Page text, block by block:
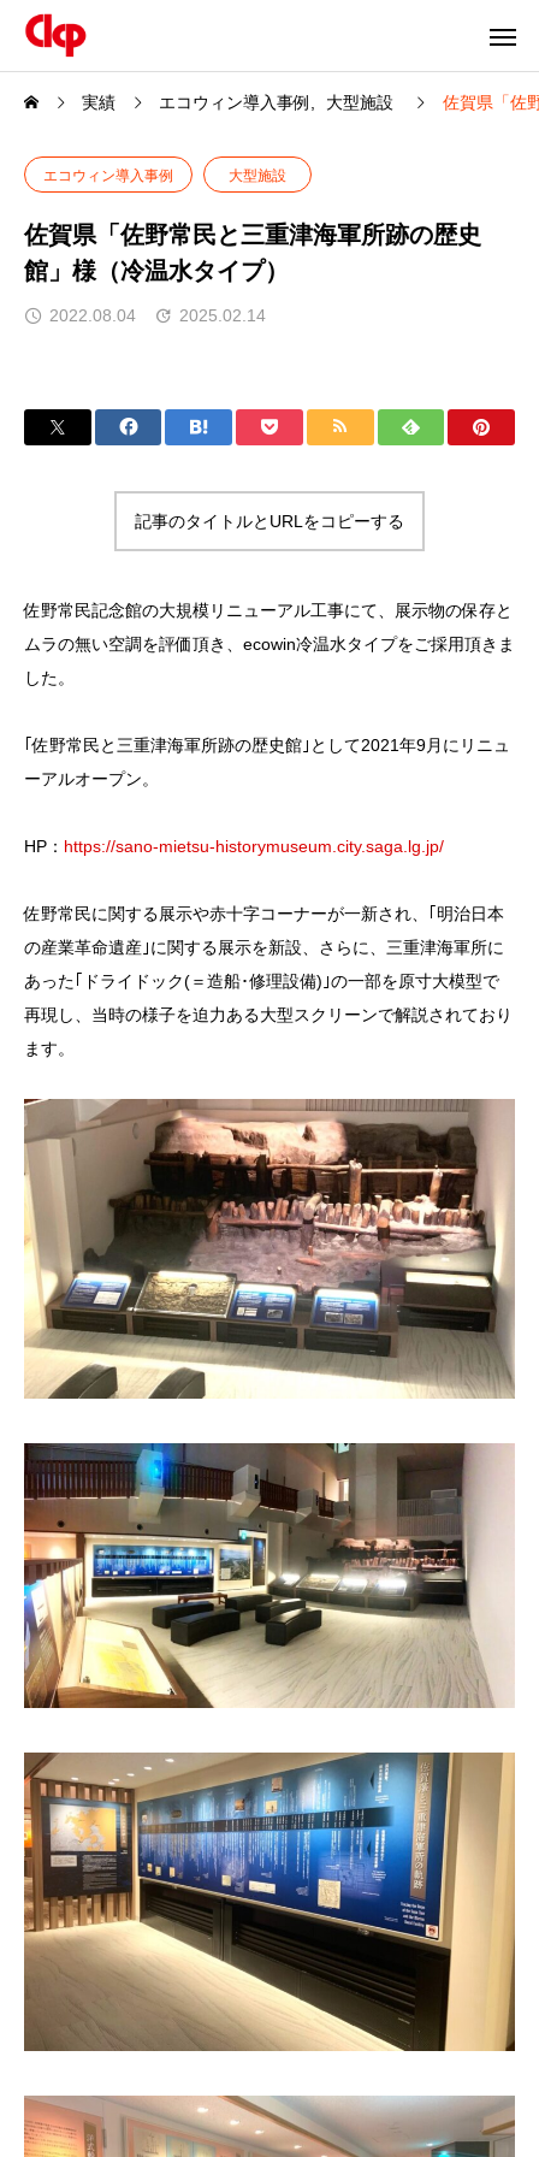
実績 エコウィン導入事例 大型施設 佐賀県「佐
エコウィン導入事例 大型施設
佐賀県「佐野常民と三重津海軍所跡の歴史
館」様（冷温水タイプ）
2022.08.04 2025.02.14
記事のタイトルとURLをコピーする
佐野常民記念館の大規模リニューアル工事にて、展示物の保存と
ムラの無い空調を評価頂き、ecowin冷温水タイプをご採用頂きま
した。
｢佐野常民と三重津海軍所跡の歴史館｣として2021年9月にリニュ
ーアルオープン。
HP： https://sano-mietsu-historymuseum.city.saga.lg.jp/
佐野常民に関する展示や赤十字コーナーが一新され、｢明治日本
の産業革命遺産｣に関する展示を新設、さらに、三重津海軍所に
あった｢ドライドック(＝造船･修理設備)｣の一部を原寸大模型で
再現し、当時の様子を迫力ある大型スクリーンで解説されており
ます。